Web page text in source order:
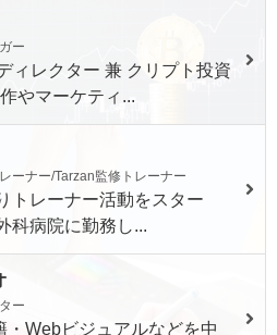
ー
ィレクター 兼 クリプト投資
やマーケティ...
ーナー/Tarzan監修トレーナー
トレーナー活動をスター
科病院に勤務し...
ー
・Webビジュアルなどを中